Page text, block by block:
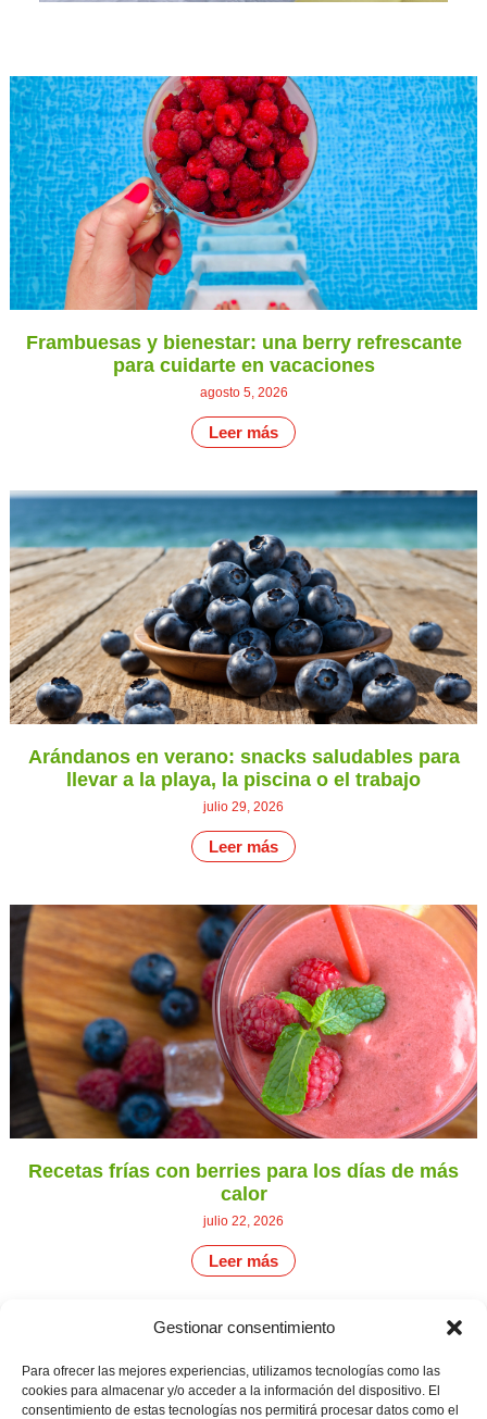
Gestionar consentimiento
Para ofrecer las mejores experiencias, utilizamos tecnologías como las
cookies para almacenar y/o acceder a la información del dispositivo. El
consentimiento de estas tecnologías nos permitirá procesar datos como el
Frambuesas y bienestar: una berry refrescante
para cuidarte en vacaciones
agosto 5, 2026
Leer más
Arándanos en verano: snacks saludables para
llevar a la playa, la piscina o el trabajo
julio 29, 2026
Leer más
Recetas frías con berries para los días de más
calor
julio 22, 2026
Leer más
Productores
de
Camino de
Montemayor s/n
21800 Moguer.
Aviso legal
Política de